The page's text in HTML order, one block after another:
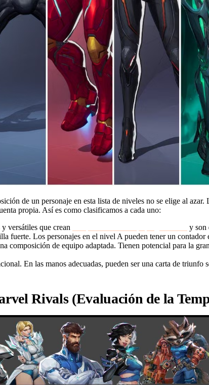
de un personaje en esta lista de niveles no se elige al
propia. Así es como clasificamos a cada uno:
versátiles que crean
y son
fuerte. Los personajes en el nivel A pueden tener un
composición de equipo adaptada. Tienen potencial para la
En las manos adecuadas, pueden ser una carta de
Rivals (Evaluación de la